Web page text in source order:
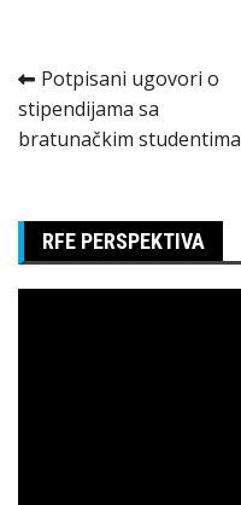
Kretanje
članka
Potpisani ugovori o
stipendijama sa
bratunačkim studentima
RFE PERSPEKTIVA